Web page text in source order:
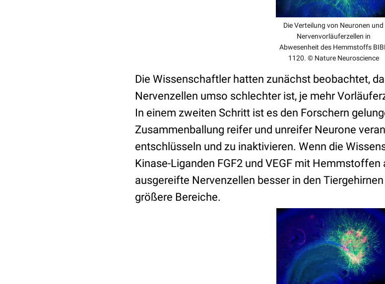
Die Verteilung von Neuronen und
Nervenvorläuferzellen in
Abwesenheit des Hemmstoffs
1120. © Nature Neuroscience
Die Wissenschaftler hatten zunächst beobachtet,
Nervenzellen umso schlechter ist, je mehr
In einem zweiten Schritt ist es den Forschern
Zusammenballung reifer und unreifer Neurone
entschlüsseln und zu inaktivieren. Wenn die
Kinase-Liganden FGF2 und VEGF mit
ausgereifte Nervenzellen besser in den
größere Bereiche.